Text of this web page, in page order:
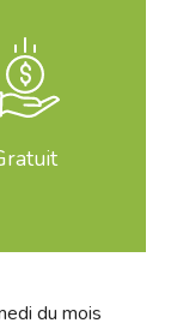
du mois